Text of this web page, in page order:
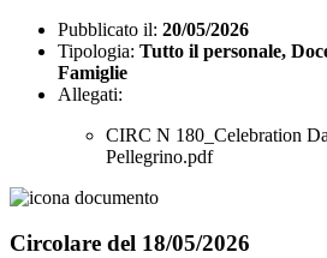
Pubblicato il: 20/05/2026
Tipologia: Tutto il personale,
Famiglie
Allegati:
CIRC N 180_Celebration
Pellegrino.pdf
Circolare del 18/05/2026